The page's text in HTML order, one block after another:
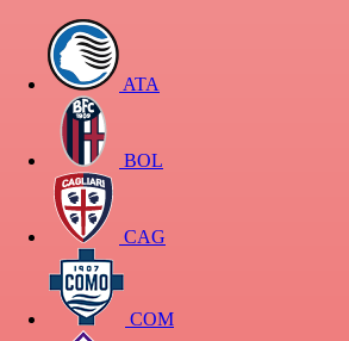
ATA
BOL
CAG
COM